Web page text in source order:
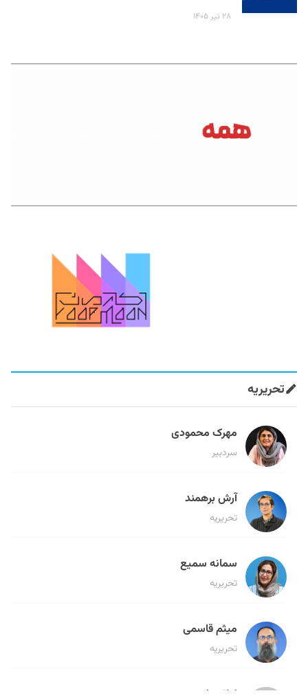
۲۸ تیر ۱۴۰۵
تحریریه
مهرک محمودی
سردبیر
آرش برهمند
تحریریه
سمانه سمیع
تحریریه
میثم قاسمی
تحریریه
لیلا حنارود